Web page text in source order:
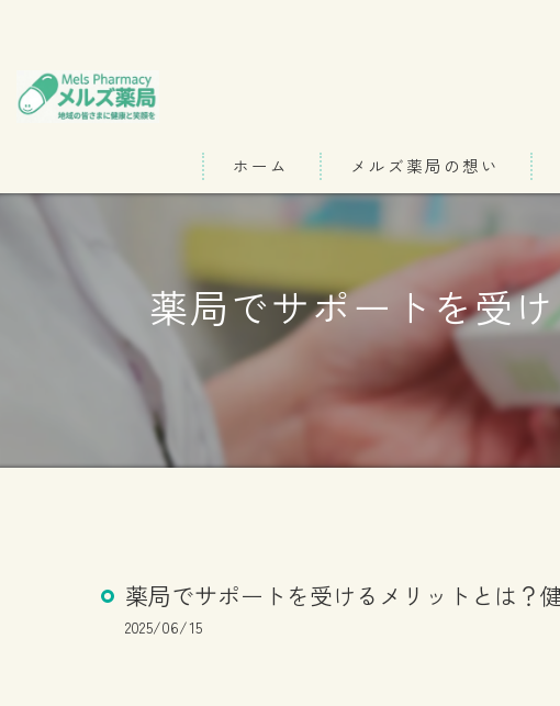
ホーム メルズ薬局の想い
代表あいさつ
薬局でサポートを受
薬局でサポートを受けるメリットとは？
2025/06/15